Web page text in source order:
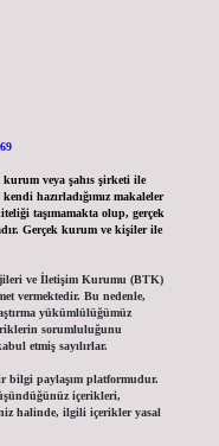
veya şahıs şirketi ile
hazırladığımız makaleler
taşımamakta olup, gerçek
Gerçek kurum ve kişiler ile
ve İletişim Kurumu (BTK)
vermektedir. Bu nedenle,
yükümlülüğümüz
sorumluluğunu
etmiş sayılırlar.
bilgi paylaşım platformudur.
içerikleri,
halinde, ilgili içerikler yasal